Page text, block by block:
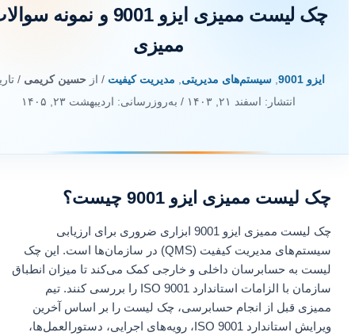
چک لیست ممیزی ایزو 9001 و نمونه
ممیزی
ایزو 9001 , سیستم‌های مدیریتی, مدیریت کیفیت/ از حسین کریمی /
انتشار: اسفند ۲۱, ۱۴۰۳ / به‌روزرسانی: اردیبهشت ۲۳, ۱۴۰۵
چک لیست ممیزی ایزو 9001 چیست؟
چک لیست ممیزی ایزو 9001 ابزاری ضروری برای ارزیابی
سیستم‌های مدیریت کیفیت (QMS) در سازمان‌ها است. این چک
لیست به حسابرسان داخلی و خارجی کمک می‌کند تا میزان انطباق
سازمان با الزامات استاندارد ISO 9001 را بررسی کنند. تیم
ممیزی قبل از انجام حسابرسی، چک لیست را بر اساس آخرین
ویرایش استاندارد ISO 9001، رویه‌های اجرایی، دستورالعمل‌ها،